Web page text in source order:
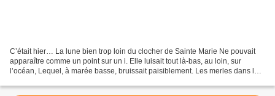
C’était hier… La lune bien trop loin du clocher de Sainte Marie Ne pouvait
apparaître comme un point sur un i. Elle luisait tout là-bas, au loin, sur
l’océan, Lequel, à marée basse, bruissait paisiblement. Les merles dans les